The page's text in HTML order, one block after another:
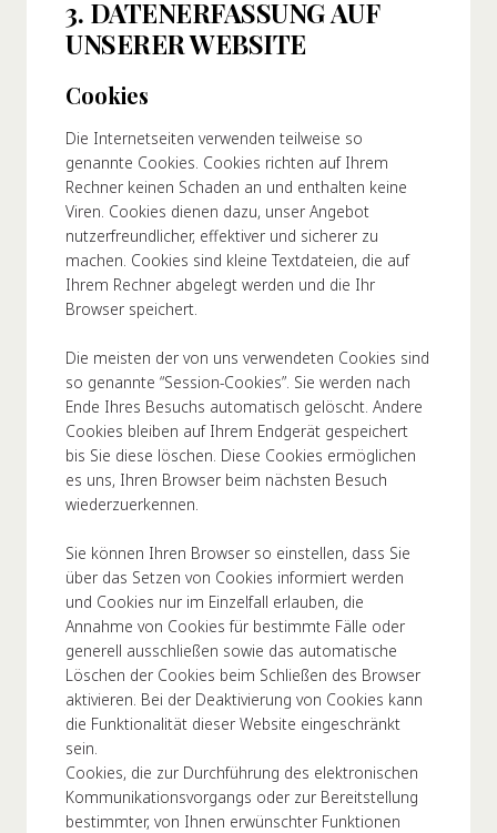
3. DATENERFASSUNG AUF
UNSERER WEBSITE
Cookies
Die Internetseiten verwenden teilweise so
genannte Cookies. Cookies richten auf Ihrem
Rechner keinen Schaden an und enthalten keine
Viren. Cookies dienen dazu, unser Angebot
nutzerfreundlicher, effektiver und sicherer zu
machen. Cookies sind kleine Textdateien, die auf
Ihrem Rechner abgelegt werden und die Ihr
Browser speichert.
Die meisten der von uns verwendeten Cookies sind
so genannte “Session-Cookies”. Sie werden nach
Ende Ihres Besuchs automatisch gelöscht. Andere
Cookies bleiben auf Ihrem Endgerät gespeichert
bis Sie diese löschen. Diese Cookies ermöglichen
es uns, Ihren Browser beim nächsten Besuch
wiederzuerkennen.
Sie können Ihren Browser so einstellen, dass Sie
über das Setzen von Cookies informiert werden
und Cookies nur im Einzelfall erlauben, die
Annahme von Cookies für bestimmte Fälle oder
generell ausschließen sowie das automatische
Löschen der Cookies beim Schließen des Browser
aktivieren. Bei der Deaktivierung von Cookies kann
die Funktionalität dieser Website eingeschränkt
sein.
Cookies, die zur Durchführung des elektronischen
Kommunikationsvorgangs oder zur Bereitstellung
bestimmter, von Ihnen erwünschter Funktionen